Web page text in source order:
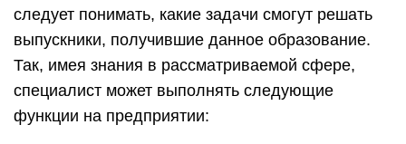
следует понимать, какие задачи смогут решать
выпускники, получившие данное образование.
Так, имея знания в рассматриваемой сфере,
специалист может выполнять следующие
функции на предприятии: